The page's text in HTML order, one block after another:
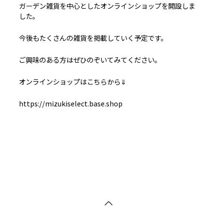
ガーデン雑貨を中心としたオンラインショップを開設しま
した。
今後もたくさんの雑貨を掲載していく予定です。
ご興味のある方はぜひのぞいてみてください。
オンラインショップはこちらから⇓
https://mizukiselect.base.shop